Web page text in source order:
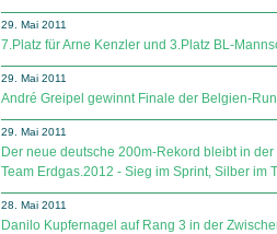
29. Mai 2011
7.Platz für Arne Kenzler und 3.Platz BL-
29. Mai 2011
André Greipel gewinnt Finale der Belgien-
29. Mai 2011
Der neue deutsche 200m-Rekord bleibt in
Team Erdgas.2012 - Sieg im Sprint, Silber im
28. Mai 2011
Danilo Kupfernagel auf Rang 3 in der